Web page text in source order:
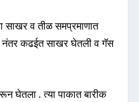
साखर व तीळ समप्रमाणात
कढईत साखर घेतली व गॅस
घेतला . त्या पाकात बारीक